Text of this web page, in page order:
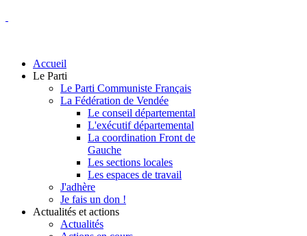
Accueil
Le Parti
Le Parti Communiste Français
La Fédération de Vendée
Le conseil départemental
L'exécutif départemental
La coordination Front de
Gauche
Les sections locales
Les espaces de travail
J'adhère
Je fais un don !
Actualités et actions
Actualités